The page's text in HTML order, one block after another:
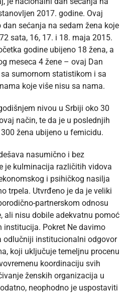
2017. godine. Ovaj
sećanja na sedam žena koje
sata, 16, 17. i 18. maja 2015.
godine ubijeno 18 žena, a
meseca 4 žene – ovaj Dan
sumornom statistikom i sa
koje više nisu sa nama.
nivou u Srbiji oko 30
način, te da je u poslednjih
žena ubijeno u femicidu.
nasumično i bez
je kulminacija različitih vidova
i psihičkog nasilja
trpela. Utvrđeno je da je veliki
partnerskom odnosu
ali nisu dobile adekvatnu pomoć
institucija. Pokret Ne davimo
odlučniji institucionalni odgovor
koji uključuje temeljnu procenu
koordinaciju svih
ženskih organizacija u
neophodno je uspostaviti